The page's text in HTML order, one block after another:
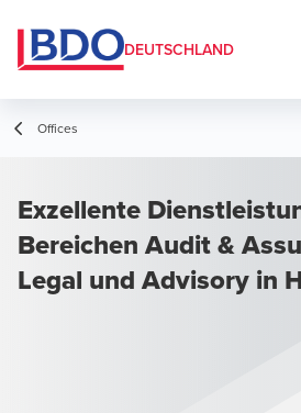
DEUTSCHLAND
Offices
Exzellente
Bereichen Audit &
Legal und Advisory in